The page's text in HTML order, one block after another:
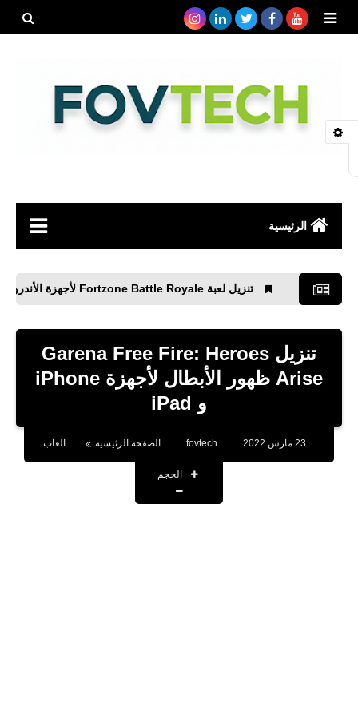
الرئيسية
مواقع
بلوجر
اخبار
برامج كمبيوتر
تنزيل لعبة Fortzone Battle Royale لأجهزة الأندرويد
تنزيل Garena Free Fire: Heroes
Arise ظهور الأبطال لأجهزة iPhone
و iPad
fovtech الصفحة الرئيسية العاب
الحجم